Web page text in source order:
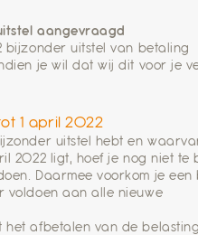
aangevraagd
bijzonder uitstel van betaling
Indien je wil dat wij dit voor je
1 april 2022
uitstel hebt en
2022 ligt, hoef je nog niet te
Daarmee voorkom je een
voldoen aan alle nieuwe
het afbetalen van de